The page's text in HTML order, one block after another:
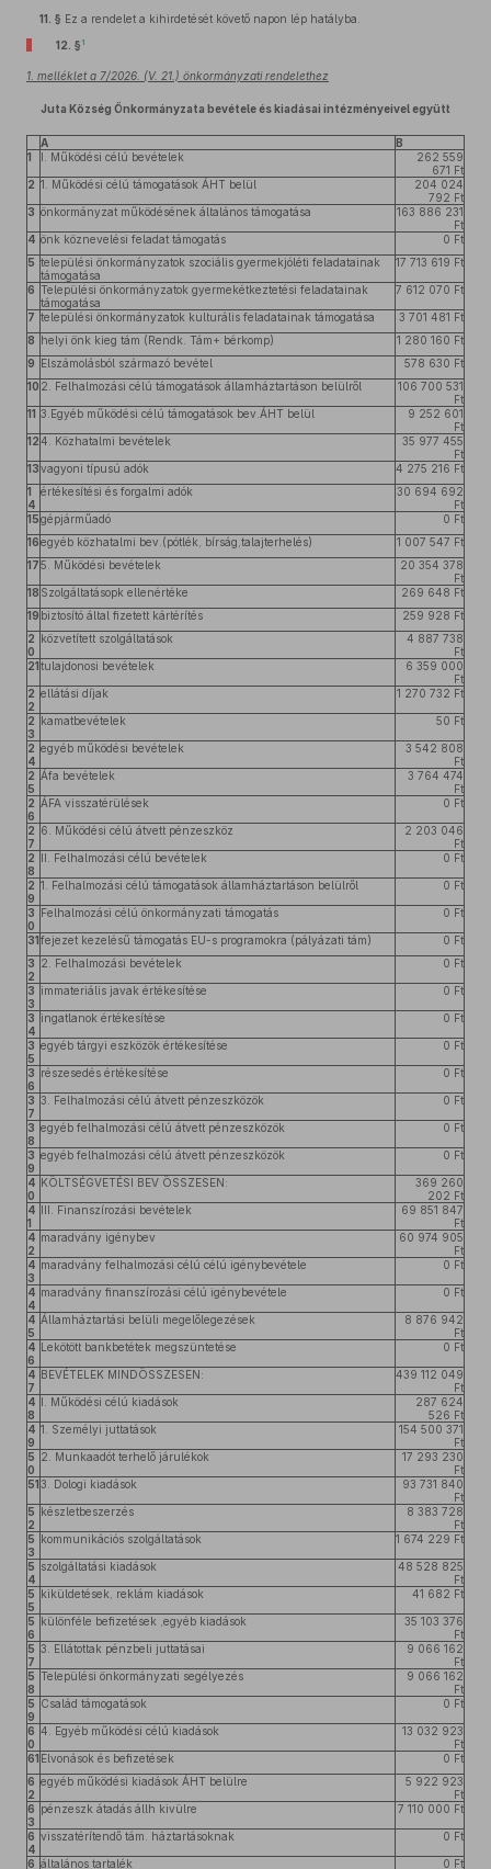
11. § Ez a rendelet a kihirdetését követő napon lép hatályba.
12. § 1
1. melléklet a 7/2026. (V. 21.) önkormányzati rendelethez
Juta Község Önkormányzata bevétele és kiadásai intézményeivel együtt
A
B
1
I. Működési célú bevételek
262 559
671 Ft
2 1. Működési célú támogatások ÁHT belül
204 024
792 Ft
3 önkormányzat működésének általános támogatása
163 886 231
Ft
4 önk köznevelési feladat támogatás
0 Ft
5 települési önkormányzatok szociális gyermekjóléti feladatainak
támogatása
17 713 619 Ft
6 Települési önkormányzatok gyermekétkeztetési feladatainak
támogatása
7 612 070 Ft
7 települési önkormányzatok kulturális feladatainak támogatása
3 701 481 Ft
8 helyi önk kieg tám (Rendk. Tám+ bérkomp)
1 280 160 Ft
9 Elszámolásból származó bevétel
578 630 Ft
10 2. Felhalmozási célú támogatások államháztartáson belülről
106 700 531
Ft
11 3.Egyéb működési célú támogatások bev.ÁHT belül
9 252 601
Ft
124. Közhatalmi bevételek
35 977 455
Ft
13vagyoni típusú adók
4 275 216 Ft
1
4
értékesítési és forgalmi adók
30 694 692
Ft
15gépjárműadó
0 Ft
16egyéb közhatalmi bev.(pótlék, bírság,talajterhelés)
1 007 547 Ft
175. Működési bevételek
20 354 378
Ft
18 Szolgáltatásopk ellenértéke
269 648 Ft
19 biztosító által fizetett kártérítés
259 928 Ft
2
0
közvetített szolgáltatások
4 887 738
Ft
21tulajdonosi bevételek
6 359 000
Ft
2
2
ellátási díjak 1 270 732 Ft
2
3
kamatbevételek 50 Ft
2
4
egyéb működési bevételek
3 542 808
Ft
2
5
Áfa bevételek
3 764 474
Ft
2
6
ÁFA visszatérülések 0 Ft
2
7
6. Működési célú átvett pénzeszköz
2 203 046
Ft
2
8
II. Felhalmozási célú bevételek 0 Ft
2
9
1. Felhalmozási célú támogatások államháztartáson belülről 0 Ft
3
0
Felhalmozási célú önkormányzati támogatás 0 Ft
31fejezet kezelésű támogatás EU-s programokra (pályázati tám)
0 Ft
3
2
2. Felhalmozási bevételek 0 Ft
3
3
immateriális javak értékesítése 0 Ft
3
4
ingatlanok értékesítése 0 Ft
3
5
egyéb tárgyi eszközök értékesítése 0 Ft
3
6
részesedés értékesítése 0 Ft
3
7
3. Felhalmozási célú átvett pénzeszközök 0 Ft
3
8
egyéb felhalmozási célú átvett pénzeszközök 0 Ft
3
9
egyéb felhalmozási célú átvett pénzeszközök 0 Ft
4
0
KÖLTSÉGVETÉSI BEV ÖSSZESEN:
369 260
202 Ft
4
1
III. Finanszírozási bevételek
69 851 847
Ft
4
2
maradvány igénybev
60 974 905
Ft
4
3
maradvány felhalmozási célú célú igénybevétele 0 Ft
4
4
maradvány finanszírozási célú igénybevétele 0 Ft
4
5
Államháztartási belüli megelőlegezések
8 876 942
Ft
4
6
Lekötött bankbetétek megszüntetése 0 Ft
4
7
BEVÉTELEK MINDÖSSZESEN:
439 112 049
Ft
4
8
I. Működési célú kiadások
287 624
526 Ft
4
9
1. Személyi juttatások
154 500 371
Ft
5
0
2. Munkaadót terhelő járulékok
17 293 230
Ft
513. Dologi kiadások
93 731 840
Ft
5
2
készletbeszerzés
8 383 728
Ft
5
3
kommunikációs szolgáltatások 1 674 229 Ft
5
4
szolgáltatási kiadások
48 528 825
Ft
5
5
kiküldetések, reklám kiadások 41 682 Ft
5
6
különféle befizetések ,egyéb kiadások
35 103 376
Ft
5
7
3. Ellátottak pénzbeli juttatásai
9 066 162
Ft
5
8
Települési önkormányzati segélyezés
9 066 162
Ft
5
9
Család támogatások 0 Ft
6
0
4. Egyéb működési célú kiadások
13 032 923
Ft
61 Elvonások és befizetések
0 Ft
6
2
egyéb működési kiadások ÁHT belülre
5 922 923
Ft
6
3
pénzeszk átadás állh kivülre 7 110 000 Ft
6
4
visszatérítendő tám. háztartásoknak 0 Ft
6 általános tartalék 0 Ft